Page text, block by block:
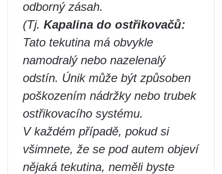
odborný zásah.
(Tj. Kapalina do ostřikovačů:
Tato tekutina má obvykle
namodralý nebo nazelenalý
odstín. Únik může být způsoben
poškozením nádržky nebo trubek
ostřikovacího systému.
V každém případě, pokud si
všimnete, že se pod autem objeví
nějaká tekutina, neměli byste